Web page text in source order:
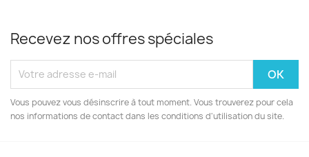
Recevez nos offres spéciales
Vous pouvez vous désinscrire à tout moment. Vous trouverez pour cela
nos informations de contact dans les conditions d'utilisation du site.